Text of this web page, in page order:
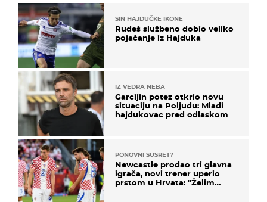
SIN HAJDUČKE IKONE
Rudeš službeno dobio veliko
pojačanje iz Hajduka
IZ VEDRA NEBA
Garcijin potez otkrio novu
situaciju na Poljudu: Mladi
hajdukovac pred odlaskom
PONOVNI SUSRET?
Newcastle prodao tri glavna
igrača, novi trener uperio
prstom u Hrvata: "Želim